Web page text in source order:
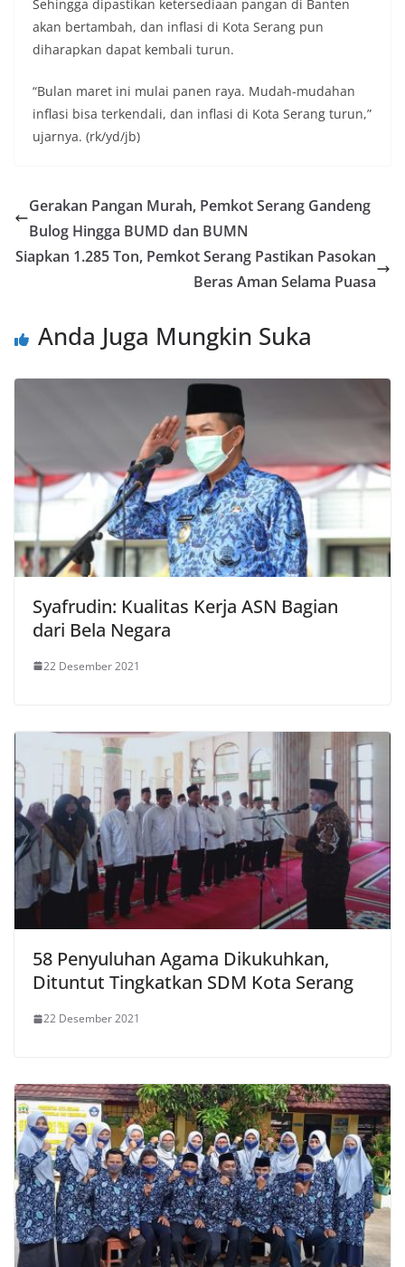
Sehingga dipastikan ketersediaan pangan di Banten
akan bertambah, dan inflasi di Kota Serang pun
diharapkan dapat kembali turun.
“Bulan maret ini mulai panen raya. Mudah-mudahan
inflasi bisa terkendali, dan inflasi di Kota Serang turun,”
ujarnya. (rk/yd/jb)
Gerakan Pangan Murah, Pemkot Serang Gandeng
Bulog Hingga BUMD dan BUMN
Siapkan 1.285 Ton, Pemkot Serang Pastikan Pasokan
Beras Aman Selama Puasa
Anda Juga Mungkin Suka
Syafrudin: Kualitas Kerja ASN Bagian
dari Bela Negara
22 Desember 2021
58 Penyuluhan Agama Dikukuhkan,
Dituntut Tingkatkan SDM Kota Serang
22 Desember 2021